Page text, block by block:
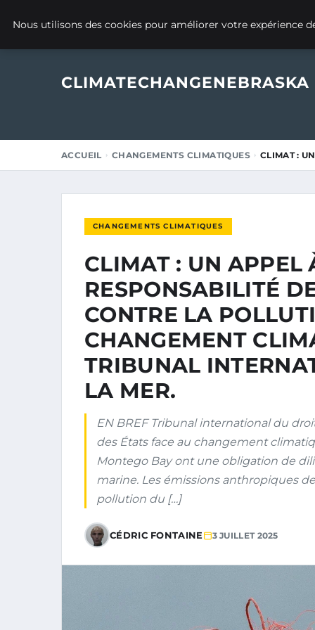
CLIMATECHANGENEBRASKA
ACCUEIL CHANGEMENTS CLIMATIQUES CLIMAT :
CHANGEMENTS CLIMATIQUES
CLIMAT : UN APPEL
RESPONSABILITÉ
CONTRE LA
CHANGEMENT
TRIBUNAL
LA MER.
EN BREF Tribunal international du
des États face au changement
Montego Bay ont une obligation de
marine. Les émissions anthropiques
pollution du […]
CÉDRIC FONTAINE 3 JUILLET 2025
Nous utilisons des cookies pour améliorer votre expérience